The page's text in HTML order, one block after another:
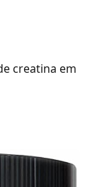
creatina em